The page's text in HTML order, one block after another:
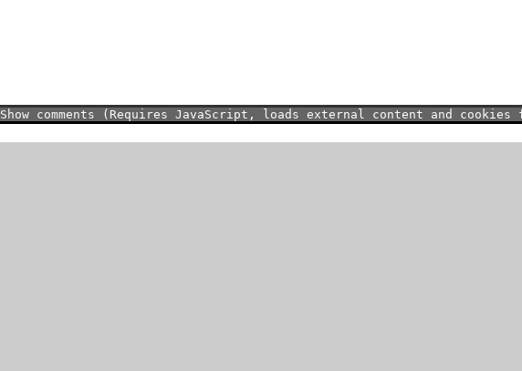
Show comments (Requires JavaScript, loads external content and cookies